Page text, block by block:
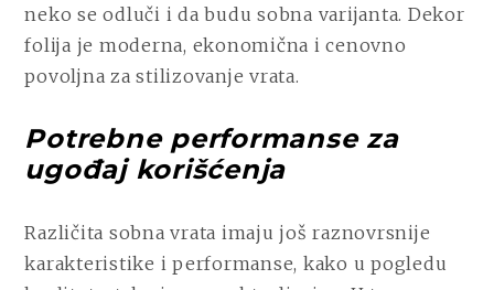
neko se odluči i da budu sobna varijanta. Dekor
folija je moderna, ekonomična i cenovno
povoljna za stilizovanje vrata.
Potrebne performanse za
ugođaj korišćenja
Različita sobna vrata imaju još raznovrsnije
karakteristike i performanse, kako u pogledu